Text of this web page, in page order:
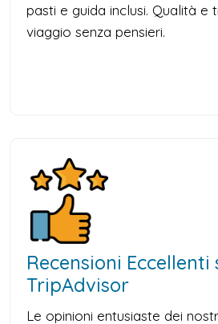
pasti e guida inclusi. Qualità e
viaggio senza pensieri.
Recensioni Eccellenti
TripAdvisor
Le opinioni entusiaste dei